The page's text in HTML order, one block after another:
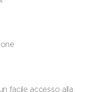
facile accesso alla